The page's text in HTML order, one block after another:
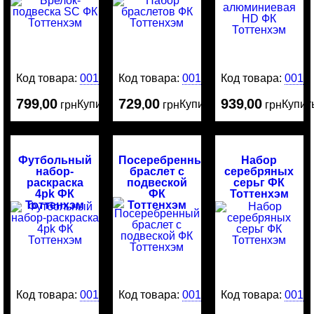
Код товара:0016288
799,00 грнКупить
Код товара:0016272
729,00 грнКупить
Код товара:
939,00 грн
Футбольный
набор-
раскраска
4pk ФК
Тоттенхэм
Код товара:0016256
Посеребренный
браслет с
подвеской
ФК
Тоттенхэм
Код товара:0016202
Набор
серебряных
серьг ФК
Тоттенхэм
Код товара: